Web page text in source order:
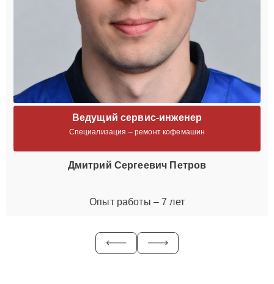
Ведущий сервис-инженер
Специализация – ремонт кофемашин
Дмитрий Сергеевич Петров
Опыт работы – 7 лет